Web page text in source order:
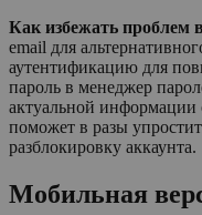
Как избежать проблем
email для
аутентификацию для
пароль в менеджер
актуальной
поможет в разы
разблокировку аккаунта.
Мобильная